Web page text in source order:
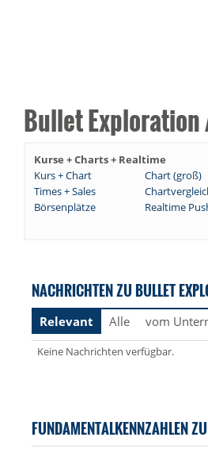
Bullet Exploration
Kurse + Charts + Realtime
Kurs + Chart
Chart (groß)
Times + Sales
Börsenplätze
Realtime
NACHRICHTEN ZU BULLET
Relevant Alle vom
Keine Nachrichten verfügbar.
FUNDAMENTALKENNZAHLEN